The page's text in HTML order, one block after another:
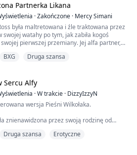
na cztery łapy i powoli zbliża się z
do tyłu. Wyciągam...
Partnerka Likana
·Zakończone · Mercy Simani
była maltretowana i źle traktowana przez
swojej watahy po tym, jak zabiła kogoś
pierwszej przemiany. Jej alfa partner,
się na kawałki. Później zaakceptowała
niebezpiecznym królem likan...
BXG Druga szansa
Sercu Alfy
·W trakcie · DizzyIzzyN
wersja Pieśni Wilkołaka.
znienawidzona przez swoją rodzinę od
jej.
Druga szansa Erotyczne